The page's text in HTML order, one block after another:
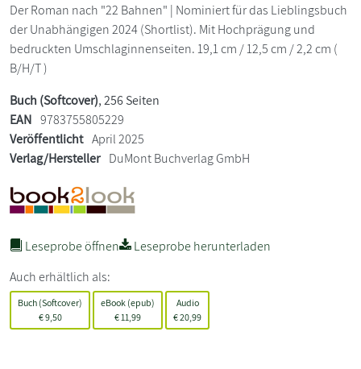
Der Roman nach "22 Bahnen" | Nominiert für das Lieblingsbuch
der Unabhängigen 2024 (Shortlist). Mit Hochprägung und
bedruckten Umschlaginnenseiten. 19,1 cm / 12,5 cm / 2,2 cm (
B/H/T )
Buch (Softcover), 256 Seiten
EAN 9783755805229
Veröffentlicht April 2025
Verlag/Hersteller DuMont Buchverlag GmbH
Leseprobe öffnen
Leseprobe herunterladen
Auch erhältlich als:
Buch (Softcover)
€9,50
eBook (epub)
€ 11,99
Audio
€20,99